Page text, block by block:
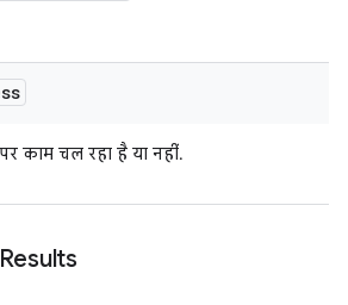
काम चल रहा है या नहीं.